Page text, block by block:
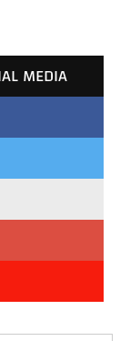
MEDIA